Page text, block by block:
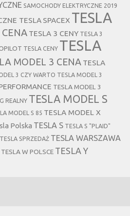
SAMOCHODY ELEKTRYCZNE 2019
TESLA SPACEX TESLA
TESLA 3 CENY TESLA 3
TESLA CENY TESLA
MODEL 3 CENA TESLA
3 CZY WARTO TESLA MODEL 3
TESLA MODEL 3
REALNY TESLA MODEL S
MODEL S 85 TESLA MODEL X
Polska TESLA S TESLA S "PLAID"
TESLA SPRZEDAŻ TESLA WARSZAWA
TESLA W POLSCE TESLA Y